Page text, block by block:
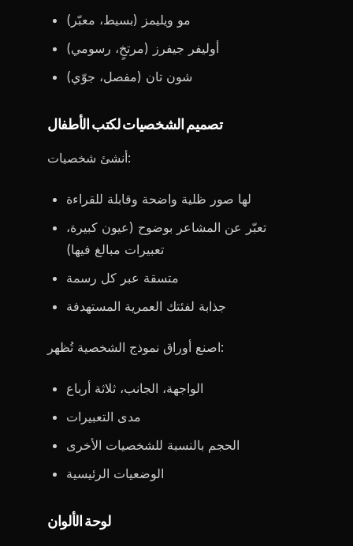
مو ويليمز (بسيط، معبّر)
أوليفر جيفرز (مرتخٍ، رسومي)
شون تان (مفصل، جوّي)
تصميم الشخصيات لكتب الأطفال
أنشئ شخصيات:
لها صور ظلية واضحة وقابلة للقراءة
تعبّر عن المشاعر بوضوح (عيون كبيرة،
تعبيرات مبالغ فيها)
متسقة عبر كل رسمة
جذابة لفئتك العمرية المستهدفة
اصنع أوراق نموذج الشخصية تُظهر:
الواجهة، الجانب، ثلاثة أرباع
مدى التعبيرات
الحجم بالنسبة للشخصيات الأخرى
الوضعيات الرئيسية
لوحة الألوان